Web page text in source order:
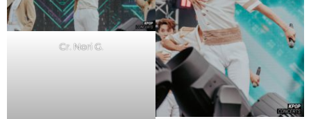
Cr. Nori G.